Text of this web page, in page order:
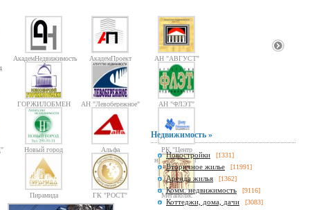
АкадемНедвижимость АкадемПроект АН "АВГУСТ"
ГОРЖИЛОБМЕН АН "Левобережное" АН "ФЛЭТ"
Новый город Альфа
РК "Центр
недвижимости"
Пирамида ГК "РОСТ" Мегаполис
Недвижимость »
Новостройки [1331]
Вторичное жилье [11991]
Аренда жилья [1362]
Комм. недвижимость [9116]
Коттеджи, дома, дачи [3083]